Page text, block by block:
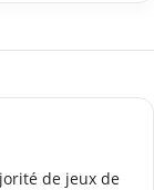
de jeux de